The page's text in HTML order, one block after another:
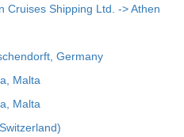
Cruises Shipping Ltd. -> Athen
Germany
Malta
Malta